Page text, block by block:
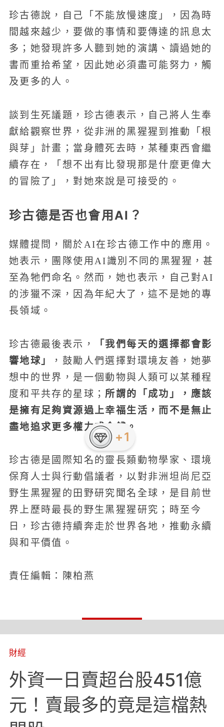
珍古德說，自己「不能放慢速度」，因為時
間越來越少，要做的事情和要傳達的訊息太
多；她發現許多人聽到她的演講、讀過她的
書而重拾希望，因此她必須盡可能努力，觸
及更多的人。
談到生死議題，珍古德表示，自己將人生奉
獻給觀察世界，從非洲的黑猩猩到推動「根
與芽」計畫；當身體死去時，某種東西會繼
續存在，「想不出有比發現那是什麼更偉大
的冒險了」，對她來說是可接受的。
珍古德是否也會用AI？
媒體提問，關於AI在珍古德工作中的應用。
她表示，團隊使用AI識別不同的黑猩猩，甚
至為牠們命名。然而，她也表示，自己對AI
的涉獵不深，因為年紀大了，這不是她的專
長領域。
珍古德最後表示，
「我們每天的選擇都會影
響地球」
，鼓勵人們選擇對環境友善，她夢
想中的世界，是一個動物與人類可以某種程
度和平共存的星球； 所謂的「成功」，應該
是擁有足夠資源過上幸福生活，而不是無止
盡地追求更多權力或金錢。
珍古德是國際知名的靈長類動物學家、環境
保育人士與行動倡議者，以對非洲坦尚尼亞
野生黑猩猩的田野研究聞名全球，是目前世
界上歷時最長的野生黑猩猩研究；時至今
日，珍古德持續奔走於世界各地，推動永續
與和平價值。
責任編輯：陳柏燕
財經
外資一日賣超台股451億
元！賣最多的竟是這檔熱